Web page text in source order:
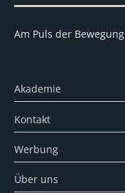
Am Puls der Bewegung
Akademie
Kontakt
Werbung
Über uns